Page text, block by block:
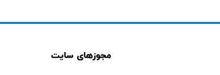
مجوزهای سایت